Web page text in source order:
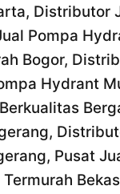
Distributor
Pompa
Bogor,
Hydrant
Pusat